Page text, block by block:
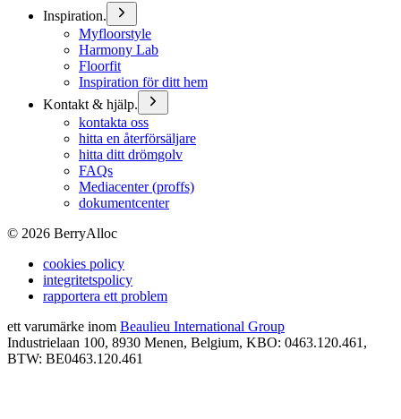
Inspiration.
Myfloorstyle
Harmony Lab
Floorfit
Inspiration för ditt hem
Kontakt & hjälp.
kontakta oss
hitta en återförsäljare
hitta ditt drömgolv
FAQs
Mediacenter (proffs)
dokumentcenter
© 2026 BerryAlloc
cookies policy
integritetspolicy
rapportera ett problem
ett varumärke inom Beaulieu International Group
Industrielaan 100, 8930 Menen, Belgium, KBO: 0463.120.461,
BTW: BE0463.120.461